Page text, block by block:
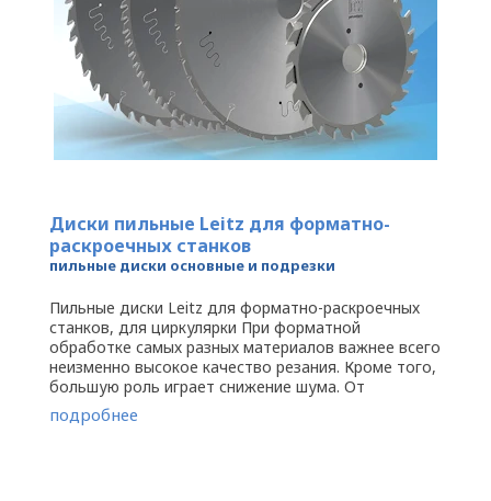
Диски пильные Leitz для форматно-
раскроечных станков
пильные диски основные и подрезки
Пильные диски Leitz для форматно-раскроечных
станков, для циркулярки При форматной
обработке самых разных материалов важнее всего
неизменно высокое качество резания. Кроме того,
большую роль играет снижение шума. От
обработки массива древесины до ...
подробнее